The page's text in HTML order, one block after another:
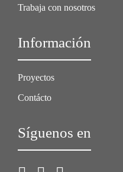
Trabaja con nosotros
Información
Proyectos
Contácto
Síguenos en